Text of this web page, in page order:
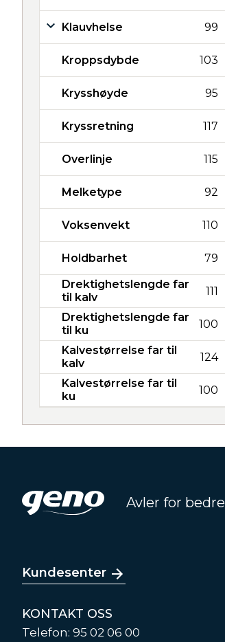
Klauvhelse 99
Kroppsdybde 103
Krysshøyde 95
Kryssretning 117
Overlinje 115
Melketype 92
Voksenvekt 110
Holdbarhet 79
Drektighetslengde far
til kalv
111
Drektighetslengde far
til ku
100
Kalvestørrelse far til
kalv
124
Kalvestørrelse far til
ku
100
Avler for bedre
Kundesenter
KONTAKT OSS
Telefon: 95 02 06 00